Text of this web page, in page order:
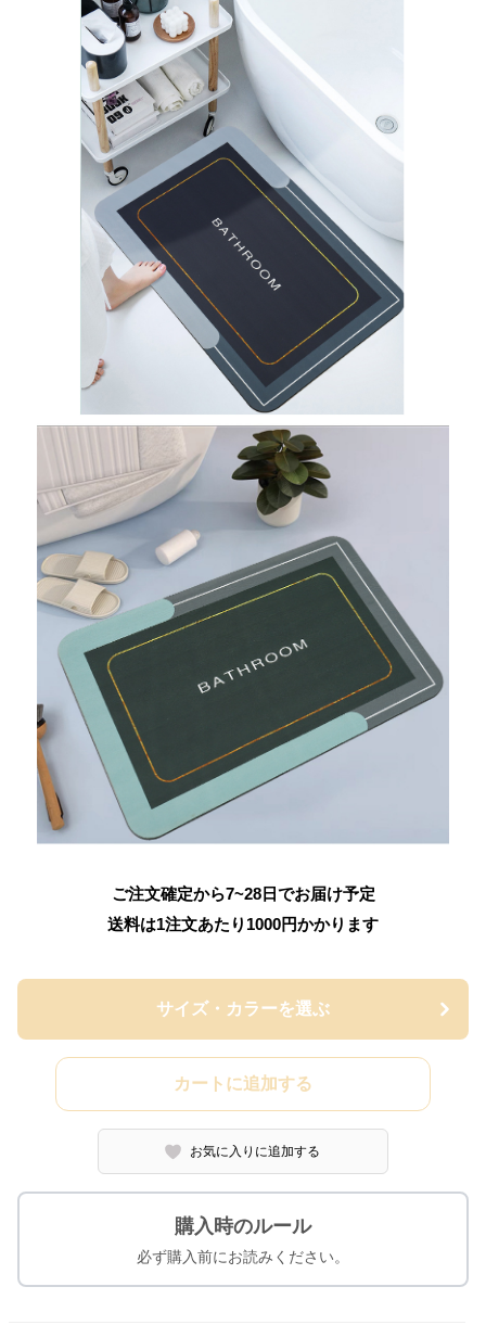
ご注文確定から7~28日でお届け予定
送料は1注文あたり 1000円かかります
サイズ・カラーを選ぶ
カートに追加する
お気に入りに追加する
購入時のルール
必ず購入前にお読みください。